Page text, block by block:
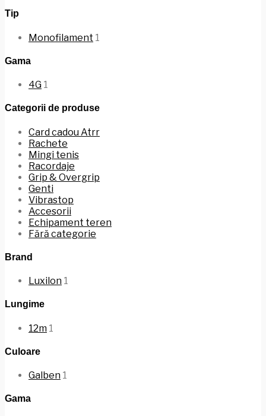
Tip
Monofilament 1
Gama
4G 1
Categorii de produse
Card cadou Atrr
Rachete
Mingi tenis
Racordaje
Grip & Overgrip
Genti
Vibrastop
Accesorii
Echipament teren
Fără categorie
Brand
Luxilon 1
Lungime
12m 1
Culoare
Galben 1
Gama